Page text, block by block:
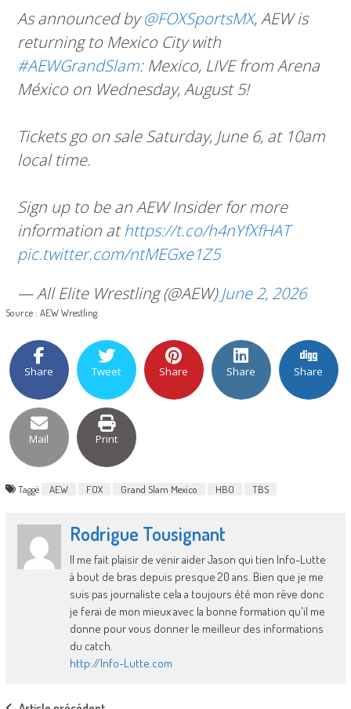
As announced by@FOXSportsMX, AEW is
returning to Mexico City with
#AEWGrandSlam: Mexico, LIVE from Arena
México on Wednesday, August 5!
Tickets go on sale Saturday, June 6, at 10am
local time.
Sign up to be an AEW Insider for more
information athttps://t.co/h4nYfXfHAT
pic.twitter.com/ntMEGxe1Z5
— All Elite Wrestling (@AEW)June 2, 2026
Source : AEW Wrestling.
Share Tweet Share Share Share
Mail Print
Taggé AEW FOX Grand Slam Mexico HBO TBS
Rodrigue Tousignant
Il me fait plaisir de venir aider Jason qui tien Info-Lutte
à bout de bras depuis presque 20 ans. Bien que je me
suis pas journaliste cela a toujours été mon rêve donc
je ferai de mon mieux avec la bonne formation qu'il me
donne pour vous donner le meilleur des informations
du catch.
http://Info-Lutte.com